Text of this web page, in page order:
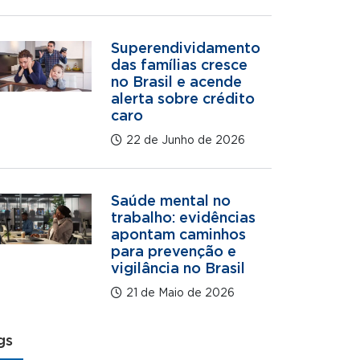
Superendividamento
das famílias cresce
no Brasil e acende
alerta sobre crédito
caro
22 de Junho de 2026
Saúde mental no
trabalho: evidências
apontam caminhos
para prevenção e
vigilância no Brasil
21 de Maio de 2026